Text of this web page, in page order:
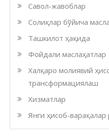
Савол-жавоблар
Солиқлар бўйича
Ташкилот ҳақида
Фойдали маслаҳатлар
Халқаро молиявий
трансформациялаш
Хизматлар
Янги ҳисоб-